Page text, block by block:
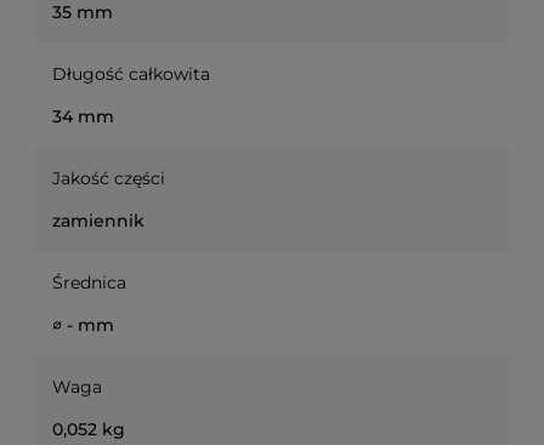
35 mm
Długość całkowita
34 mm
Jakość części
zamiennik
Średnica
∅ - mm
Waga
0,052 kg